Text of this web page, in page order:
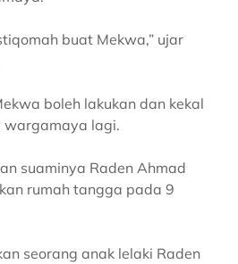
buat Mekwa,” ujar
boleh lakukan dan kekal
wargamaya lagi.
suaminya Raden Ahmad
rumah tangga pada 9
seorang anak lelaki Raden